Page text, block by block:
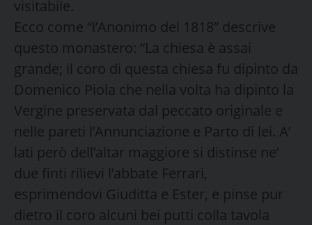
visitabile.
Ecco come “l’Anonimo del 1818” descrive
questo monastero: “La chiesa è assai
grande; il coro di questa chiesa fu dipinto da
Domenico Piola che nella volta ha dipinto la
Vergine preservata dal peccato originale e
nelle pareti l’Annunciazione e Parto di lei. A’
lati però dell’altar maggiore si distinse ne’
due finti rilievi l’abbate Ferrari,
esprimendovi Giuditta e Ester, e pinse pur
dietro il coro alcuni bei putti colla tavola